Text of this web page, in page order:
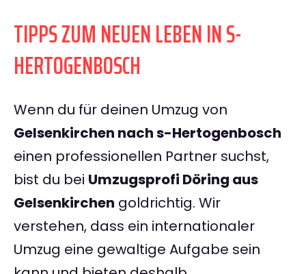
TIPPS ZUM NEUEN LEBEN IN S-
HERTOGENBOSCH
Wenn du für deinen Umzug von
Gelsenkirchen nach s-Hertogenbosch
einen professionellen Partner suchst,
bist du bei Umzugsprofi Döring aus
Gelsenkirchen goldrichtig. Wir
verstehen, dass ein internationaler
Umzug eine gewaltige Aufgabe sein